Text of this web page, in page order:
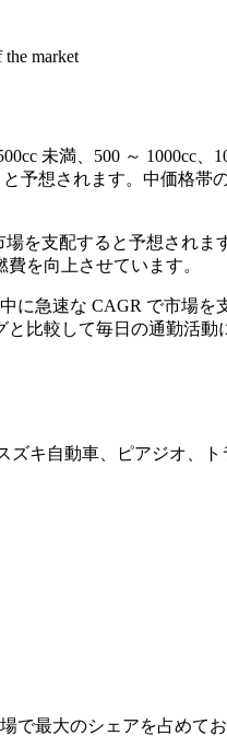
the market
未満、500 ～ 1000cc、
予想されます。中価格帯
を支配すると予想されま
を向上させています。
に急速な CAGR で市場を
比較して毎日の通勤活動
キ自動車、ピアジオ、ト
で最大のシェアを占めて